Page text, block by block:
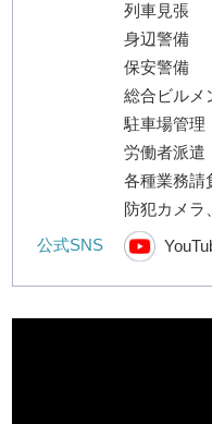
列車見張
身辺警備
保安警備
総合ビルメ
駐車場管理
労働者派遣
各種業務請
防犯カメラ
公式SNS